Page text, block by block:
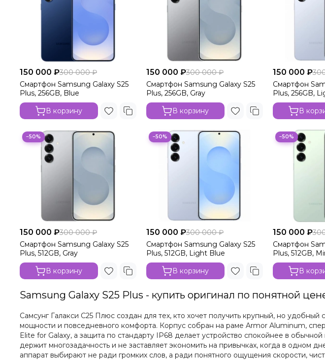
150 000 ₽300 000 ₽
Смартфон Samsung Galaxy S25
Plus, 256GB, Blue
В корзину
150 000 ₽300 000 ₽
Смартфон Samsung Galaxy S25
Plus, 256GB, Gray
В корзину
150 000 ₽
Смартфон
Plus, 256GB,
В
−50%
150 000 ₽300 000 ₽
Смартфон Samsung Galaxy S25
Plus, 512GB, Gray
В корзину
−50%
150 000 ₽300 000 ₽
Смартфон Samsung Galaxy S25
Plus, 512GB, Light Blue
В корзину
−50%
150 000 ₽
Смартфон
Plus, 512GB,
В
Samsung Galaxy S25 Plus - купить оригинал по понятной
Самсунг Галакси С25 Плюс создан для тех, кто хочет получить крупный, но
мощности и повседневного комфорта. Корпус собран на раме Armor Aluminum,
Elite for Galaxy, а защита по стандарту IP68 делает устройство спокойнее в
держит многозадачность и не заставляет экономить на привычках, когда в
аппарат выбирают не ради громких слов, а ради понятного ощущения скорости,